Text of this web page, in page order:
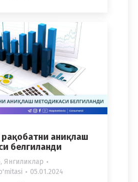
аниқлаш
белгиланди
, Янгиликлар
05.01.2024